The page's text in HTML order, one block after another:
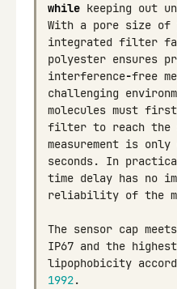
while keeping out
With a pore size of
integrated filter
polyester ensures
interference-free
challenging
molecules must first
filter to reach the
measurement is only
seconds. In
time delay has no
reliability of the
The sensor cap meets
IP67 and the highest
lipophobicity
1992.